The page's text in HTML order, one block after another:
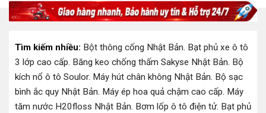
4.500.000 ₫.
7.990.000
Tìm kiếm nhiều: Bột thông cống Nhật Bản. Bạt phủ xe ô tô
3 lớp cao cấp. Băng keo chống thấm Sakyse Nhật Bản. Bộ
kích nổ ô tô Soulor. Máy hút chân không Nhật Bản. Bộ sạc
bình ắc quy Nhật Bản. Máy ép hoa quả chậm cao cấp. Máy
tăm nước H20floss Nhật Bản. Bơm lốp ô tô điện tử. Bạt phủ